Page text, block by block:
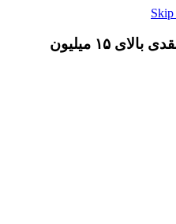
Skip
۱۵ میلیون